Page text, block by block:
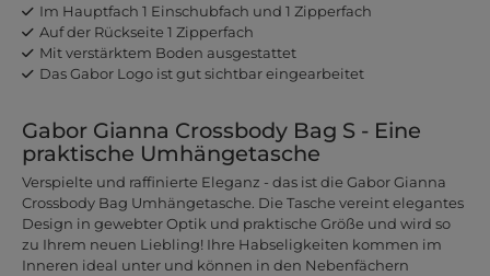
Im Hauptfach 1 Einschubfach und 1 Zipperfach
Auf der Rückseite 1 Zipperfach
Mit verstärktem Boden ausgestattet
Das Gabor Logo ist gut sichtbar eingearbeitet
Gabor Gianna Crossbody Bag S - Eine
praktische Umhängetasche
Verspielte und raffinierte Eleganz - das ist die Gabor Gianna
Crossbody Bag Umhängetasche. Die Tasche vereint elegantes
Design in gewebter Optik und praktische Größe und wird so
zu Ihrem neuen Liebling! Ihre Habseligkeiten kommen im
Inneren ideal unter und können in den Nebenfächern